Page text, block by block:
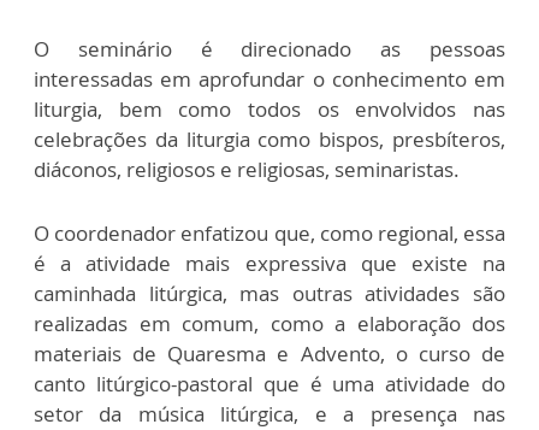
O seminário é direcionado as pessoas
interessadas em aprofundar o conhecimento em
liturgia, bem como todos os envolvidos nas
celebrações da liturgia como bispos, presbíteros,
diáconos, religiosos e religiosas, seminaristas.
O coordenador enfatizou que, como regional, essa
é a atividade mais expressiva que existe na
caminhada litúrgica, mas outras atividades são
realizadas em comum, como a elaboração dos
materiais de Quaresma e Advento, o curso de
canto litúrgico-pastoral que é uma atividade do
setor da música litúrgica, e a presença nas